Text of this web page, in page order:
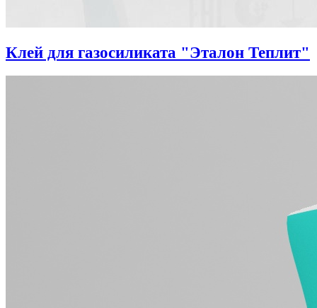
Клей для газосиликата "Эталон Теплит"